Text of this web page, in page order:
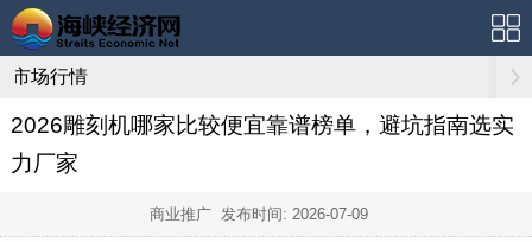
市场行情
2026雕刻机哪家比较便宜靠谱榜单，避坑指南选实
力厂家
商业推广 发布时间: 2026-07-09